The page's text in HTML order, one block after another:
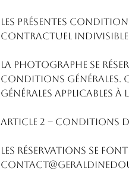
Les présentes
contractuel indivisible
La Photographe se
conditions générales.
générales applicables à
ARTICLE 2 – CONDITIONS
Les réservations se font